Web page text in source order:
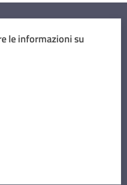
le informazioni su